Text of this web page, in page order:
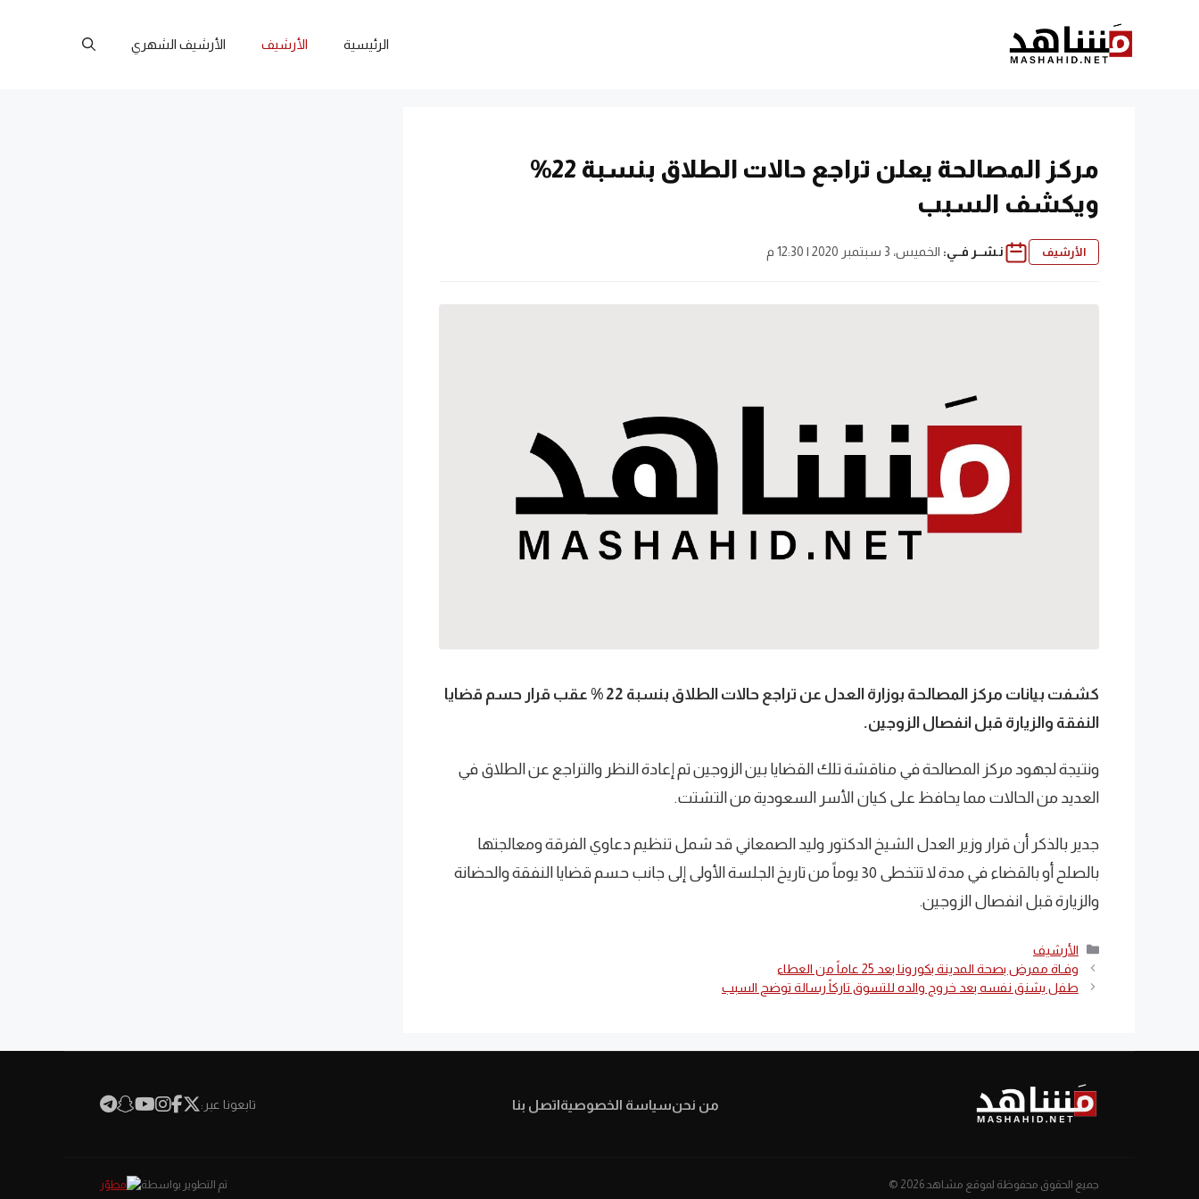
الرئيسية الأرشيف الأرشيف الشهري
مركز المصالحة يعلن تراجع حالات الطلاق بنسبة 22%
ويكشف السبب
الأرشيف نـشــر فــي: الخميس، 3 سبتمبر 2020 | 12:30 م
كشفت بيانات مركز المصالحة بوزارة العدل عن تراجع حالات الطلاق بنسبة 22 % عقب قرار حسم قضايا
النفقة والزيارة قبل انفصال الزوجين.
ونتيجة لجهود مركز المصالحة في مناقشة تلك القضايا بين الزوجين تم إعادة النظر والتراجع عن الطلاق في
العديد من الحالات مما يحافظ على كيان الأسر السعودية من التشتت.
جدير بالذكر أن قرار وزير العدل الشيخ الدكتور وليد الصمعاني قد شمل تنظيم دعاوي الفرقة ومعالجتها
بالصلح أو بالقضاء في مدة لا تتخطى 30 يوماً من تاريخ الجلسة الأولى إلى جانب حسم قضايا النفقة والحضانة
والزيارة قبل انفصال الزوجين.
التصنيفات
الأرشيف
وفـاة ممرض بصحة المدينة بكورونا بعد 25 عاماً من العطاء
طفل يشنق نفسه بعد خروج والده للتسوق تاركاً رسالة توضح السبب
من نحنسياسة الخصوصيةاتصل بنا تابعونا عبر:
جميع الحقوق محفوظة لموقع مشاهد 2026 © تم التطوير بواسطة